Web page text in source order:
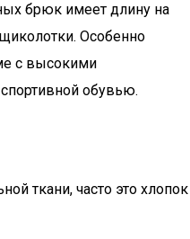
брюк имеет длину на
Особенно
с высокими
обувью.
ткани, часто это хлопок